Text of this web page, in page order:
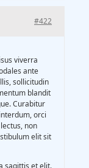
#422
viverra
ante
sollicitudin
blandit
Curabitur
orci
non
elit sit
sagittis et elit.